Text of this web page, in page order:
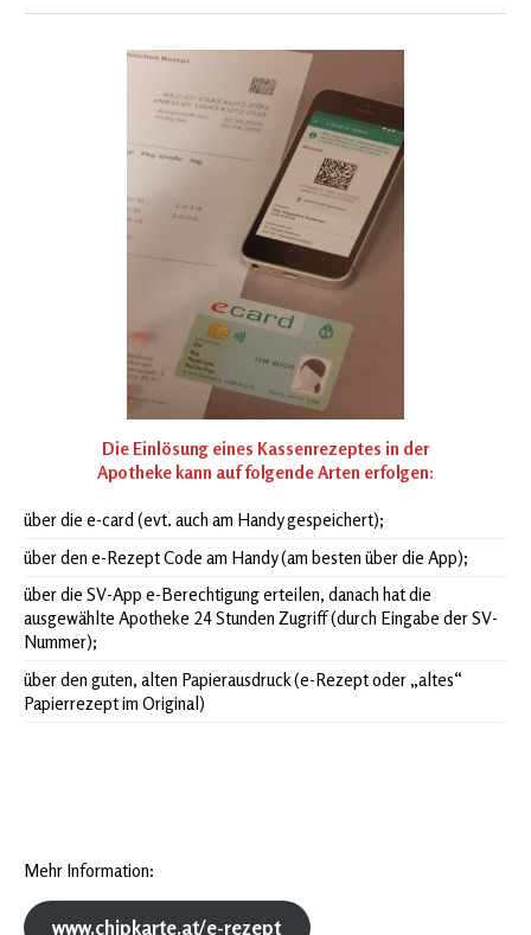
Die Einlösung eines Kassenrezeptes in der
Apotheke kann auf folgende Arten erfolgen:
über die e-card (evt. auch am Handy gespeichert);
über den e-Rezept Code am Handy (am besten über die App);
über die SV-App e-Berechtigung erteilen, danach hat die
ausgewählte Apotheke 24 Stunden Zugriff (durch Eingabe der SV-
Nummer);
über den guten, alten Papierausdruck (e-Rezept oder „altes“
Papierrezept im Original)
Mehr Information:
www.chipkarte.at/e-rezept